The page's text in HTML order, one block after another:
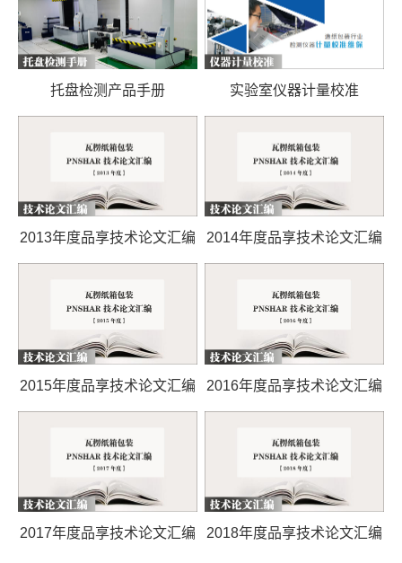
托盘检测产品手册 实验室仪器计量校准
2013年度品享技术论文汇编 2014年度品享技术论文汇编
2015年度品享技术论文汇编 2016年度品享技术论文汇编
2017年度品享技术论文汇编 2018年度品享技术论文汇编